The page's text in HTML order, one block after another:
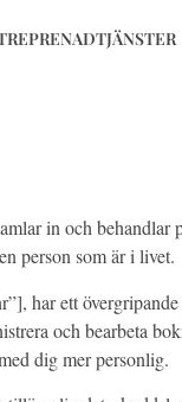
in och
person som är i livet.
har ett
och bearbeta
dig mer personlig.